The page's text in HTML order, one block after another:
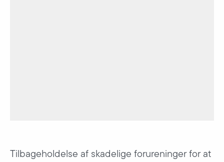
Tilbageholdelse af skadelige forureninger for at